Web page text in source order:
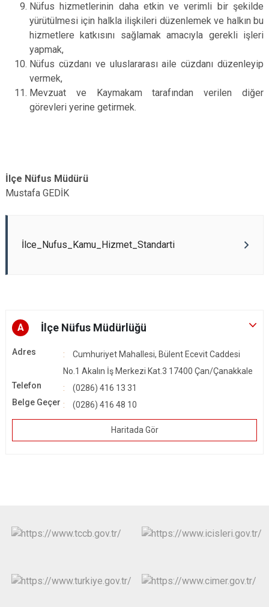
Nüfus hizmetlerinin daha etkin ve verimli bir şekilde
yürütülmesi için halkla ilişkileri düzenlemek ve halkın bu
hizmetlere katkısını sağlamak amacıyla gerekli işleri
yapmak,
Nüfus cüzdanı ve uluslararası aile cüzdanı düzenleyip
vermek,
Mevzuat ve Kaymakam tarafından verilen diğer
görevleri yerine getirmek.
İlçe Nüfus Müdürü
Mustafa GEDİK
İlce_Nufus_Kamu_Hizmet_Standarti
A İlçe Nüfus Müdürlüğü
Adres
Cumhuriyet Mahallesi, Bülent Ecevit Caddesi
No.1 Akalın İş Merkezi Kat.3 17400 Çan/Çanakkale
Telefon
(0286) 416 13 31
Belge Geçer
(0286) 416 48 10
Haritada Gör